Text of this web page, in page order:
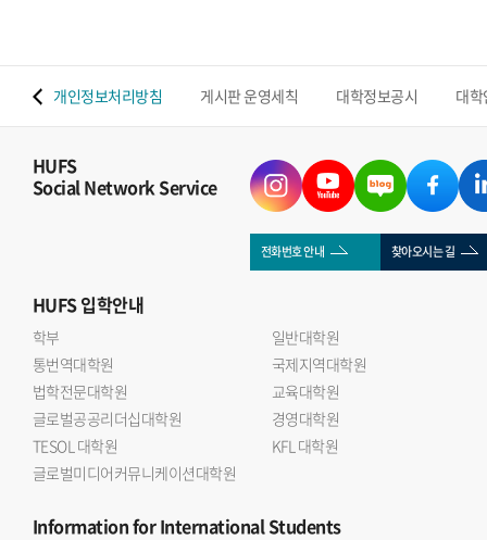
개인정보처리방침 게시판 운영세칙 대학정보공시 대
HUFS
Social Network Service
전화번호 안내 찾아오시는 길
HUFS입학안내
학부
일반대학원
통번역대학원
국제지역대학원
법학전문대학원
교육대학원
글로벌공공리더십대학원
경영대학원
TESOL 대학원
KFL 대학원
글로벌미디어커뮤니케이션대학원
Informationfor International Students